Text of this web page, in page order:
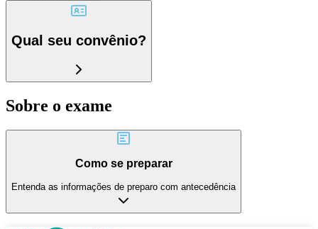
Qual seu convênio?
Sobre o exame
Como se preparar
Entenda as informações de preparo com antecedência